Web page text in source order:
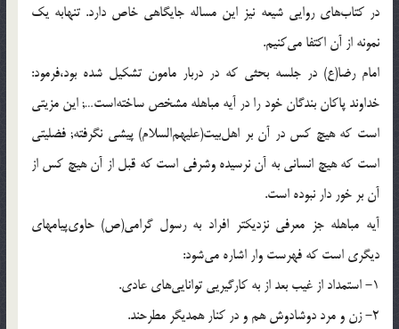
در كتاب‌هاى روايى شيعه نيز اين مساله جايگاهى خاص دارد. تنهابه يك
نمونه از آن اكتفا مى‌كنيم.
امام رضا(ع) در جلسه بحثى كه در دربار مامون تشكيل شده بود،فرمود:
خداوند پاكان بندگان خود را در آيه مباهله مشخص ساخته‌است…; اين مزيتى
است كه هيچ كس در آن بر اهل‌بيت(عليهم‌السلام) پيشى نگرفته; فضليتى
است كه هيچ انسانى به آن نرسيده وشرفى است كه قبل از آن هيچ كس از
آن بر خور دار نبوده است.
آيه مباهله جز معرفى نزديكتر افراد به رسول گرامى(ص) حاوى‌پيامهاى
ديگرى است كه فهرست وار اشاره مى‌شود:
1- استمداد از غيب بعد از به كارگيريى توانايى‌هاى عادى.
2- زن و مرد دوشادوش هم و در كنار همديگر مطرحند.